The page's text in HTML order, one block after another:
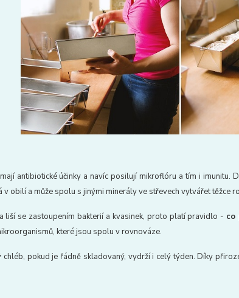
antibiotické účinky a navíc posilují mikroflóru a tím i imunitu.
v obilí a může spolu s jinými minerály ve střevech vytvářet těžce
liší se zastoupením bakterií a kvasinek, proto platí pravidlo - co
které jsou spolu v rovnováze.
chléb, pokud je řádně skladovaný, vydrží i celý týden. Díky